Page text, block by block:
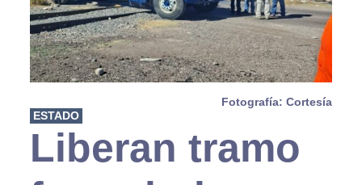
Fotografía: Cortesía
ESTADO
Liberan tramo